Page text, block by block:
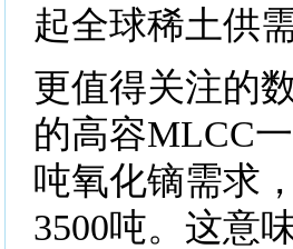
起全球稀土供
更值得关注的
的高容MLCC
吨氧化镝需求
3500吨。这意